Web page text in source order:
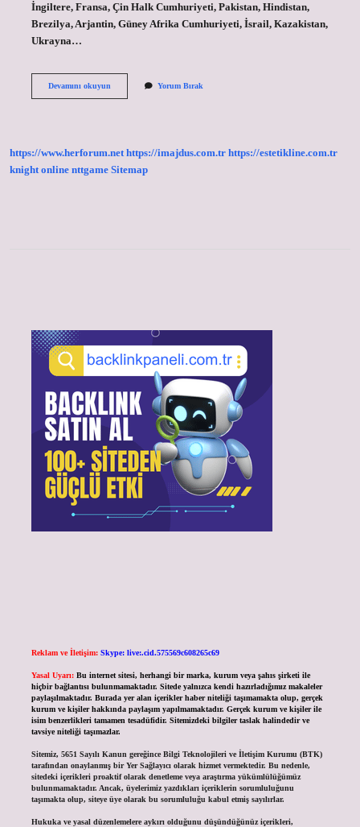
İngiltere, Fransa, Çin Halk Cumhuriyeti, Pakistan, Hindistan,
Brezilya, Arjantin, Güney Afrika Cumhuriyeti, İsrail, Kazakistan,
Ukrayna…
Devamını okuyunHangi
Yorum Bırak
https://www.herforum.net https://imajdus.com.tr https://estetikline.com.tr
knight online nttgame Sitemap
Reklam ve İletişim: Skype: live:.cid.575569c608265c69
Yasal Uyarı: Bu internet sitesi, herhangi bir marka, kurum veya şahıs şirketi ile
hiçbir bağlantısı bulunmamaktadır. Sitede yalnızca kendi hazırladığımız makaleler
paylaşılmaktadır. Burada yer alan içerikler haber niteliği taşımamakta olup, gerçek
kurum ve kişiler hakkında paylaşım yapılmamaktadır. Gerçek kurum ve kişiler ile
isim benzerlikleri tamamen tesadüfidir. Sitemizdeki bilgiler taslak halindedir ve
tavsiye niteliği taşımazlar.
Sitemiz, 5651 Sayılı Kanun gereğince Bilgi Teknolojileri ve İletişim Kurumu (BTK)
tarafından onaylanmış bir Yer Sağlayıcı olarak hizmet vermektedir. Bu nedenle,
sitedeki içerikleri proaktif olarak denetleme veya araştırma yükümlülüğümüz
bulunmamaktadır. Ancak, üyelerimiz yazdıkları içeriklerin sorumluluğunu
taşımakta olup, siteye üye olarak bu sorumluluğu kabul etmiş sayılırlar.
Hukuka ve yasal düzenlemelere aykırı olduğunu düşündüğünüz içerikleri,